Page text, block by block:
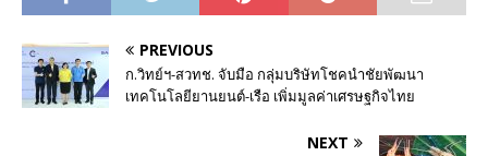
PREVIOUS
ก.วิทย์ฯ-สวทช. จับมือ กลุ่มบริษัทโชคนำชัยพัฒนา
เทคโนโลยียานยนต์-เรือ เพิ่มมูลค่าเศรษฐกิจไทย
NEXT